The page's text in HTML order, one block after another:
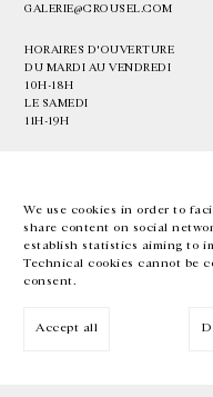
We use cookies in order to
share content on social
establish statistics aiming to
Technical cookies cannot be
consent.
Accept all
GALERIE@CROUSEL.COM
HORAIRES D'OUVERTURE
DU MARDI AU VENDREDI
10H-18H
LE SAMEDI
11H-19H
EN FR 中文 Facebook
Inscrivez-vous à notre newsletter